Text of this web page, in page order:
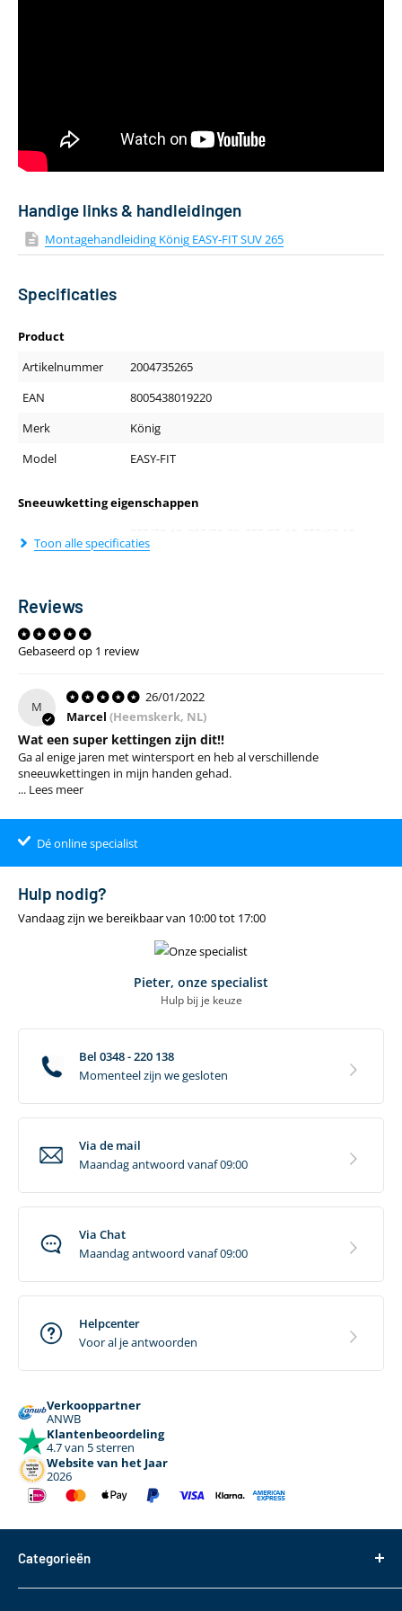
Handige links & handleidingen
Montagehandleiding König EASY-FIT SUV 265
Specificaties
Product
Artikelnummer
2004735265
EAN
8005438019220
Merk
König
Model
EASY-FIT
Sneeuwketting eigenschappen
Bandenmaat
265/40-21, 265/45-20, 265/45-21, 265/50-19,
Soort
sneeuwketting
Benodigde
Zelfspannend
Ja
Installatiegemak
Zeer gemakkelijk
Gebruik
Af en toe
camper
Toon alle specificaties
Reviews
Gebaseerd op 1 review
M
26/01/2022
Marcel (Heemskerk, NL)
Wat een super kettingen zijn dit!!
Ga al enige jaren met wintersport en heb al verschillende
sneeuwkettingen in mijn handen gehad.
... Lees meer
22.00uur
Dé online specialist
Klantenbeoordeling 9.4
Hulp nodig?
Vandaag zijn we bereikbaar van 10:00 tot 17:00
Pieter, onze specialist
Hulp bij je keuze
Bel 0348 - 220 138
Momenteel zijn we gesloten
Via de mail
Maandag antwoord vanaf 09:00
Via Chat
Maandag antwoord vanaf 09:00
Helpcenter
Voor al je antwoorden
Verkooppartner
ANWB
Klantenbeoordeling
4.7 van 5 sterren
Website van het Jaar
2026
Categorieën